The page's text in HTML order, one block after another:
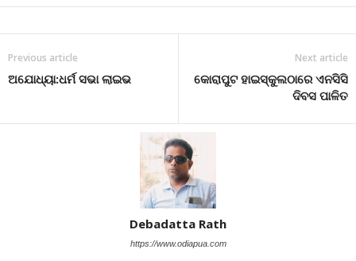
Previous article
ଅଯୋଧ୍ୟା:ଧର୍ମ ସଭା ଲାଇଭ
Next article
କୋରାପୁଟ ହାଇସ୍କୁଲଠାରେ ଏନସିସି
ଦିବସ ପାଳିତ
Debadatta Rath
https://www.odiapua.com